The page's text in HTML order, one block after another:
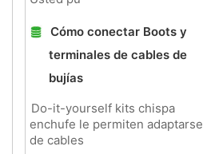
Cómo conectar Boots y
terminales de cables de
bujías
Do-it-yourself kits chispa
enchufe le permiten adaptarse
de cables